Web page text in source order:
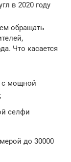
в 2020 году
обращать
Что касается
с мощной
селфи
до 30000